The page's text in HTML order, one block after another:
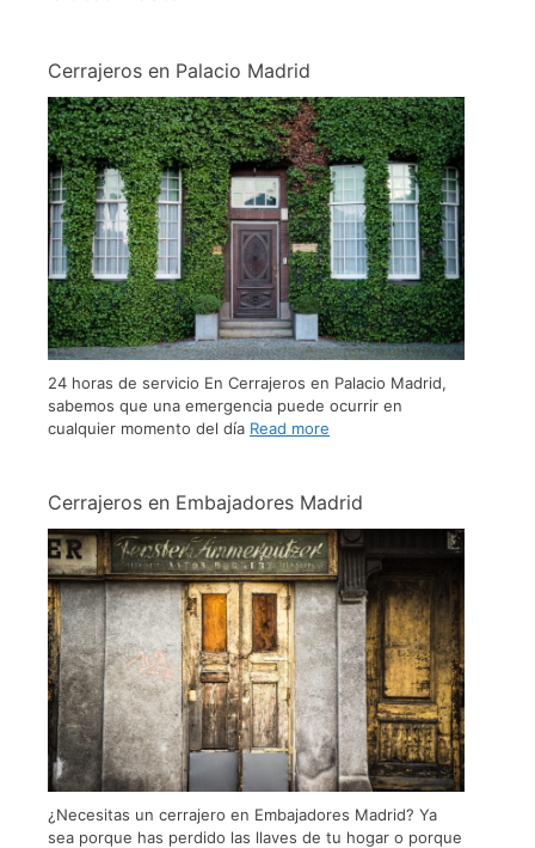
Cerrajeros en Palacio Madrid
24 horas de servicio En Cerrajeros en Palacio Madrid,
sabemos que una emergencia puede ocurrir en
cualquier momento del día Read more
Cerrajeros en Embajadores Madrid
¿Necesitas un cerrajero en Embajadores Madrid? Ya
sea porque has perdido las llaves de tu hogar o porque